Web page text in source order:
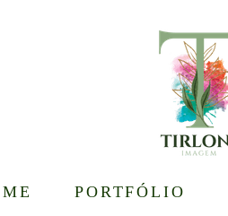
PORTFÓLIO